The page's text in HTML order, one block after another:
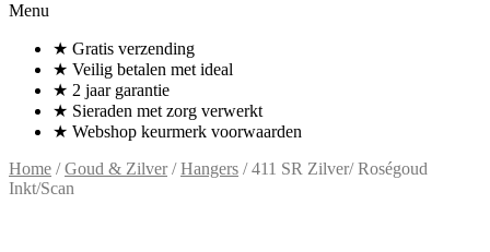
Menu
★ Gratis verzending
★ Veilig betalen met ideal
★ 2 jaar garantie
★ Sieraden met zorg verwerkt
★ Webshop keurmerk voorwaarden
Home /Goud & Zilver/Hangers / 411 SR Zilver/ Roségoud
Inkt/Scan